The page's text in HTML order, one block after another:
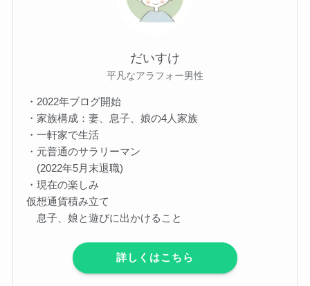
だいすけ
平凡なアラフォー男性
・2022年ブログ開始
・家族構成：妻、息子、娘の4人家族
・一軒家で生活
・元普通のサラリーマン
(2022年5月末退職)
・現在の楽しみ
仮想通貨積み立て
息子、娘と遊びに出かけること
詳しくはこちら